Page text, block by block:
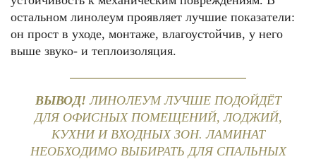
остальном линолеум проявляет лучшие показатели:
он прост в уходе, монтаже, влагоустойчив, у него
выше звуко- и теплоизоляция.
ВЫВОД! ЛИНОЛЕУМ ЛУЧШЕ ПОДОЙДЁТ
ДЛЯ ОФИСНЫХ ПОМЕЩЕНИЙ, ЛОДЖИЙ,
КУХНИ И ВХОДНЫХ ЗОН. ЛАМИНАТ
НЕОБХОДИМО ВЫБИРАТЬ ДЛЯ СПАЛЬНЫХ